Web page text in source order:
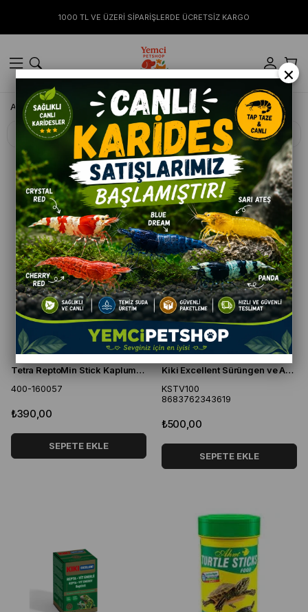
1000 TL VE ÜZERİ SİPARİŞLERDE ÜCRETSİZ KARGO
Anasayfa KEMİRGEN & SÜRÜNGENLER Yemler ve Vitaminler
Filtreleme Sıralama
Tetra ReptoMin Stick Kaplumbağa Yemi 250 Ml 60 Gr
400-160057
₺390,00
SEPETE EKLE
Kiki Excellent Sürüngen ve Amfibiler İçin Multivitamin Tozu 50 Gr
KSTV100
8683762343619
₺500,00
SEPETE EKLE
×